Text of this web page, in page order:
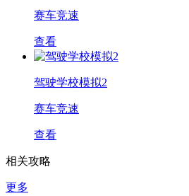
赛车竞速
查看
驾驶学校模拟2
赛车竞速
查看
相关攻略
更多